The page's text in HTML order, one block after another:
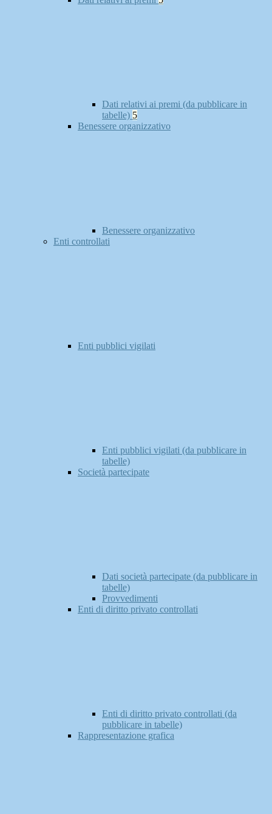
Dati relativi ai premi (da pubblicare in
tabelle) 5
Benessere organizzativo
Benessere organizzativo
Enti controllati
Enti pubblici vigilati
Enti pubblici vigilati (da pubblicare in
tabelle)
Società partecipate
Dati società partecipate (da pubblicare in
tabelle)
Provvedimenti
Enti di diritto privato controllati
Enti di diritto privato controllati (da
pubblicare in tabelle)
Rappresentazione grafica